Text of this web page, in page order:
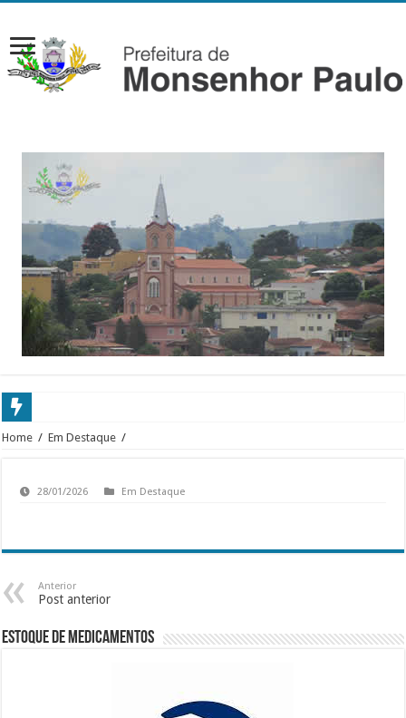
Home / Em Destaque /
28/01/2026 Em Destaque
Anterior
Post anterior
Estoque de Medicamentos